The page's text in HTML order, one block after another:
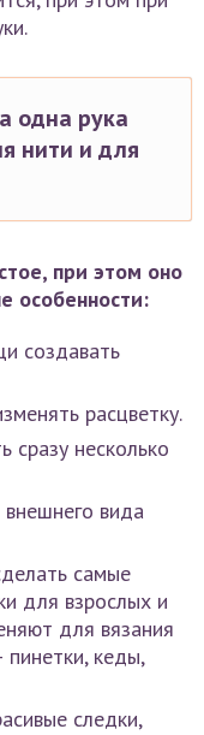
одна рука
нити и для
при этом оно
особенности:
создавать
расцветку.
сразу несколько
вида
самые
для взрослых и
для вязания
кеды,
следки,